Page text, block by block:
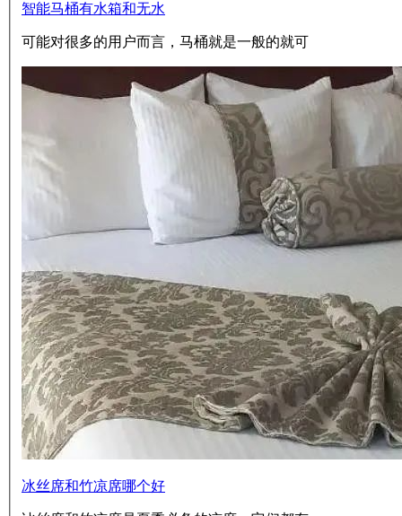
智能马桶有水箱和无水
可能对很多的用户而言，马桶就是一般的就可
冰丝席和竹凉席哪个好